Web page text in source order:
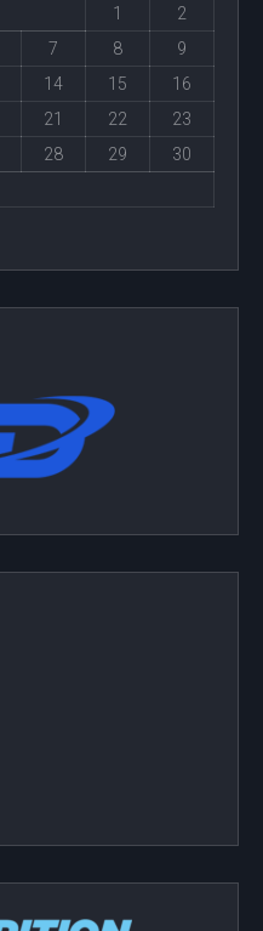
1
2
7 8
9
14 15
16
21 22
23
28 29
30